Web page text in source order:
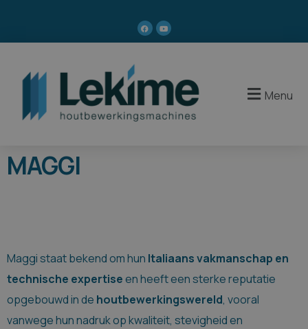
Menu
MAGGI
Maggi staat bekend om hun Italiaans vakmanschap en
technische expertiseen heeft een sterke reputatie
opgebouwd in de houtbewerkingswereld, vooral
vanwege hun nadruk op kwaliteit, stevigheid en